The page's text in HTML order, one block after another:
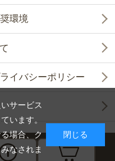
環境
イバシーポリシー
サービス
います。
場合、ク
なされま
閉じる